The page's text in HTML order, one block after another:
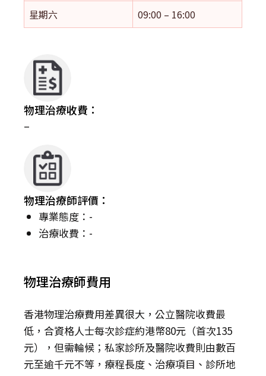
星期六
09:00 – 16:00
物理治療收費：
–
物理治療師評價：
專業態度：-
治療收費：-
物理治療師費用
香港物理治療費用差異很大，公立醫院收費最
低，合資格人士每次診症約港幣80元（首次135
元），但需輪候；私家診所及醫院收費則由數百
元至逾千元不等，療程長度、治療項目、診所地